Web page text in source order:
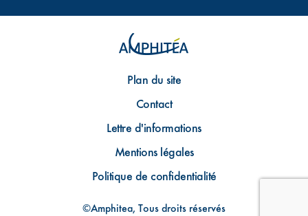
Plan du site
Contact
Lettre d'informations
Mentions légales
Politique de confidentialité
©Amphitea, Tous droits réservés